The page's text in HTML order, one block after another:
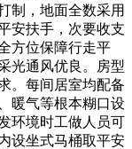
制，地面全数采用
安扶手，次要收支
方位保障行走平
光通风优良。房型
。每间居室均配备
暖气等根本糊口设
环境时工做人员可
设坐式马桶取平安